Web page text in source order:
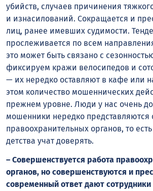
убийств, случаев причинения
и изнасилований. Сокращается и
лиц, ранее имевших судимости.
прослеживается по всем
это может быть связано с
фиксируем кражи велосипедов и
— их нередко оставляют в кафе или
этом количество мошеннических
прежнем уровне. Люди у нас очень
мошенники нередко представляются
правоохранительных органов, то
детства учат доверять.
– Совершенствуется работа
органов, но совершенствуются и
современный ответ дают